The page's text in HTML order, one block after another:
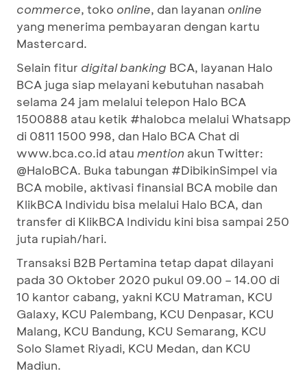
commerce, toko online, dan layanan online
yang menerima pembayaran dengan kartu
Mastercard.
Selain fitur digital banking BCA, layanan Halo
BCA juga siap melayani kebutuhan nasabah
selama 24 jam melalui telepon Halo BCA
1500888 atau ketik #halobca melalui Whatsapp
di 0811 1500 998, dan Halo BCA Chat di
www.bca.co.id atau mention akun Twitter:
@HaloBCA. Buka tabungan #DibikinSimpel via
BCA mobile, aktivasi finansial BCA mobile dan
KlikBCA Individu bisa melalui Halo BCA, dan
transfer di KlikBCA Individu kini bisa sampai 250
juta rupiah/hari.
Transaksi B2B Pertamina tetap dapat dilayani
pada 30 Oktober 2020 pukul 09.00 – 14.00 di
10 kantor cabang, yakni KCU Matraman, KCU
Galaxy, KCU Palembang, KCU Denpasar, KCU
Malang, KCU Bandung, KCU Semarang, KCU
Solo Slamet Riyadi, KCU Medan, dan KCU
Madiun.